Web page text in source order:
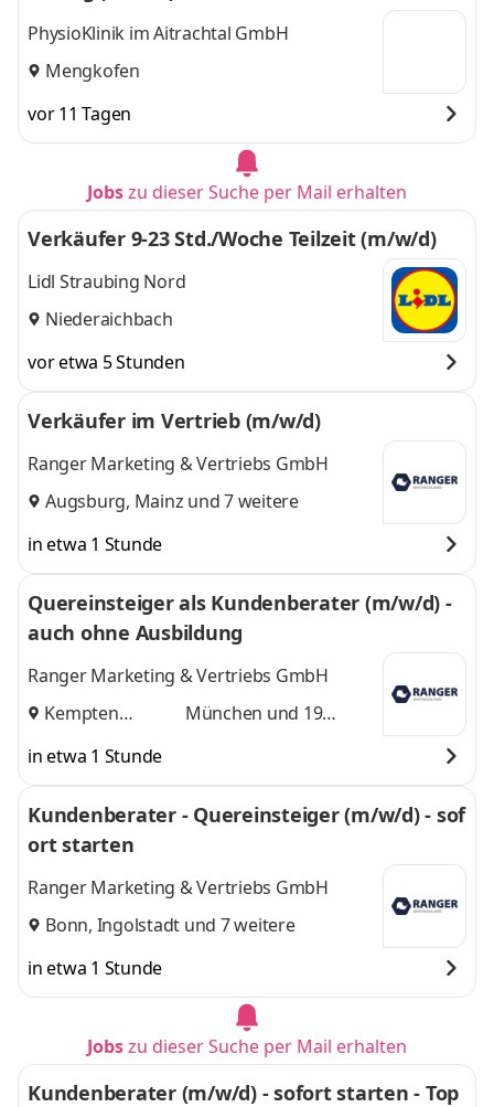
PhysioKlinik im Aitrachtal GmbH
Mengkofen
vor 11 Tagen
Jobszu dieser Suche per Mail erhalten
Verkäufer 9-23 Std./Woche Teilzeit (m/w/d)
Lidl Straubing Nord
Niederaichbach
vor etwa 5 Stunden
Verkäufer im Vertrieb (m/w/d)
Ranger Marketing & Vertriebs GmbH
Augsburg, Mainz und 7 weitere
in etwa 1 Stunde
Quereinsteiger als Kundenberater (m/w/d) -
auch ohne Ausbildung
Ranger Marketing & Vertriebs GmbH
Kempten
München und 19
in etwa 1 Stunde
Kundenberater - Quereinsteiger (m/w/d) - sof
ort starten
Ranger Marketing & Vertriebs GmbH
Bonn, Ingolstadt und 7 weitere
in etwa 1 Stunde
Jobszu dieser Suche per Mail erhalten
Kundenberater (m/w/d) - sofort starten - Top